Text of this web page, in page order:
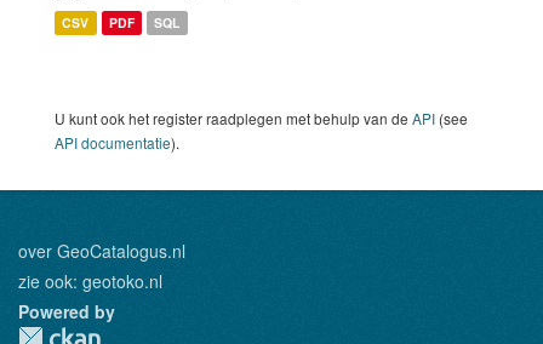
CSV PDF SQL
U kunt ook het register raadplegen met behulp van de API (see
API documentatie).
over GeoCatalogus.nl
zie ook: geotoko.nl
Powered by